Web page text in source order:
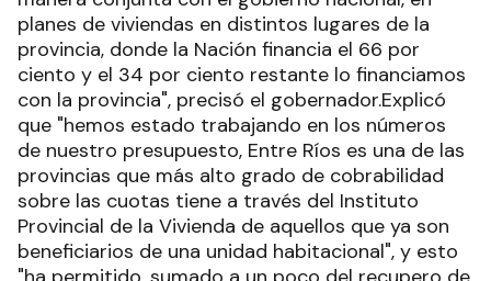
planes de viviendas en distintos lugares de la
provincia, donde la Nación financia el 66 por
ciento y el 34 por ciento restante lo financiamos
con la provincia", precisó el gobernador.Explicó
que "hemos estado trabajando en los números
de nuestro presupuesto, Entre Ríos es una de las
provincias que más alto grado de cobrabilidad
sobre las cuotas tiene a través del Instituto
Provincial de la Vivienda de aquellos que ya son
beneficiarios de una unidad habitacional", y esto